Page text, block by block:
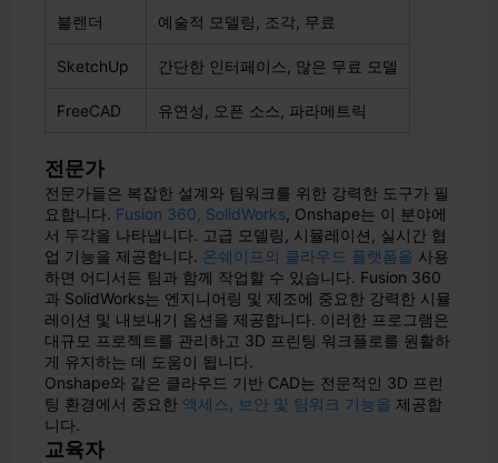
블렌더 예술적 모델링, 조각, 무료
SketchUp 간단한 인터페이스, 많은 무료 모델
FreeCAD 유연성, 오픈 소스, 파라메트릭
전문가
전문가들은 복잡한 설계와 팀워크를 위한 강력한 도구가 필
요합니다. Fusion 360, SolidWorks, Onshape는 이 분야에
서 두각을 나타냅니다. 고급 모델링, 시뮬레이션, 실시간 협
업 기능을 제공합니다. 온쉐이프의 클라우드 플랫폼을 사용
하면 어디서든 팀과 함께 작업할 수 있습니다. Fusion 360
과 SolidWorks는 엔지니어링 및 제조에 중요한 강력한 시뮬
레이션 및 내보내기 옵션을 제공합니다. 이러한 프로그램은
대규모 프로젝트를 관리하고 3D 프린팅 워크플로를 원활하
게 유지하는 데 도움이 됩니다.
Onshape와 같은 클라우드 기반 CAD는 전문적인 3D 프린
팅 환경에서 중요한 액세스, 보안 및 팀워크 기능을 제공합
니다.
교육자